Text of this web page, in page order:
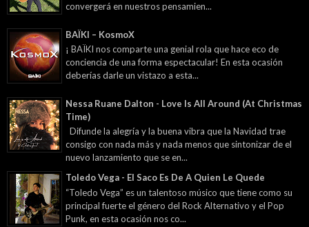
convergerá en nuestros pensamien...
BAÏKI – KosmoX
¡ BAÏKI nos comparte una genial rola que hace eco de
conciencia de una forma espectacular! En esta ocasión
deberías darle un vistazo a esta...
Nessa Ruane Dalton - Love Is All Around (At Christmas
Time)
Difunde la alegría y la buena vibra que la Navidad trae
consigo con nada más y nada menos que sintonizar de el
nuevo lanzamiento que se en...
Toledo Vega - El Saco Es De A Quien Le Quede
“Toledo Vega” es un talentoso músico que tiene como su
principal fuerte el género del Rock Alternativo y el Pop
Punk, en esta ocasión nos co...